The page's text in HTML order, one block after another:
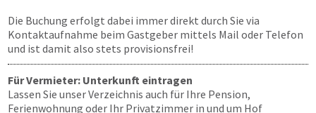
Die Buchung erfolgt dabei immer direkt durch Sie via
Kontaktaufnahme beim Gastgeber mittels Mail oder Telefon
und ist damit also stets provisionsfrei!
Für Vermieter: Unterkunft eintragen
Lassen Sie unser Verzeichnis auch für Ihre Pension,
Ferienwohnung oder Ihr Privatzimmer in und um Hof